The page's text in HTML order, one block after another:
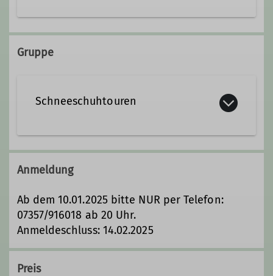
Ämter
Gruppe
Schneeschuhtouren
Die Schneeschuhtourengruppe
unserer Sektion unternimmt während
der Wintermonate
Schneeschuhtouren in verschiedenen
Schwierigkeitsgraden, sowohl im
heimischen Allgäu, im Tannheimer Tal,
Anmeldung
Ab dem 10.01.2025 bitte NUR per Telefon:
07357/916018 ab 20 Uhr.
Anmeldeschluss: 14.02.2025
Preis